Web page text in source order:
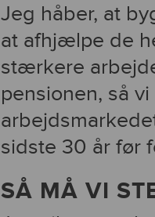
Jeg håber, at
at afhjælpe de
stærkere
pensionen, så
sidste 30 år før
SÅ MÅ VI